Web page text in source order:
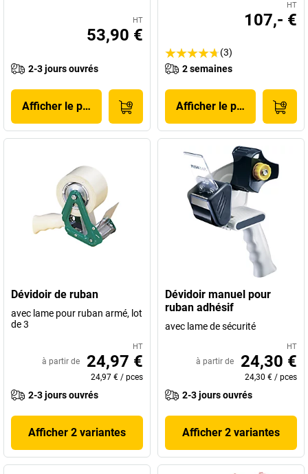
HT
53,90 €
2-3 jours ouvrés
Afficher le produit
HT
107,- €
(3)
2 semaines
Afficher le produit
Dévidoir de ruban
avec lame pour ruban armé, lot
de 3
HT
à partir de 24,97 €
24,97 € / pces
2-3 jours ouvrés
Afficher 2 variantes
Dévidoir manuel pour
ruban adhésif
avec lame de sécurité
HT
à partir de 24,30 €
24,30 € / pces
2-3 jours ouvrés
Afficher 2 variantes